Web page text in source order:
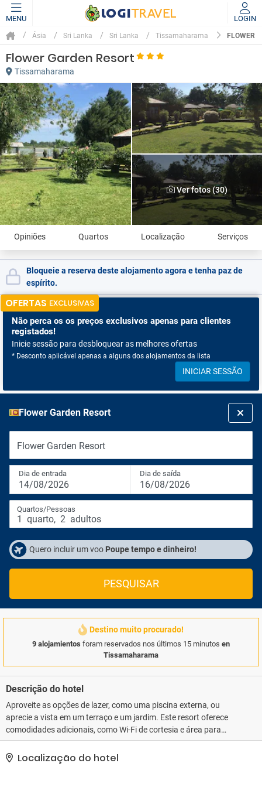
MENU LOGIN
Ásia Sri Lanka Sri Lanka Tissamaharama FLOWER
Flower Garden Resort
Tissamaharama
Ver fotos (30)
Opiniões Quartos Localização Serviços
Bloqueie a reserva deste alojamento agora e tenha paz de
espírito.
OFERTAS EXCLUSIVAS
Não perca os os preços exclusivos apenas para clientes
registados!
Inicie sessão para desbloquear as melhores ofertas
* Desconto aplicável apenas a alguns dos alojamentos da lista
INICIAR SESSÃO
Flower Garden Resort
Flower Garden Resort
Dia de entrada
14/08/2026
Dia de saída
16/08/2026
Quartos/Pessoas
1 quarto, 2 adultos
Quero incluir um voo Poupe tempo e dinheiro!
PESQUISAR
Destino muito procurado!
9 alojamientos foram reservados nos últimos 15 minutos en
Tissamaharama
Descrição do hotel
Aproveite as opções de lazer, como uma piscina externa, ou
aprecie a vista em um terraço e um jardim. Este resort oferece
comodidades adicionais, como Wi-Fi de cortesia e área para
piquenique. Os hóspedes podem pegar o traslado local
(sobretaxa) para as atrações da área.. As comodidades
presentes incluem serviço de lavanderia e lavagem a seco, balcão
Localização do hotel